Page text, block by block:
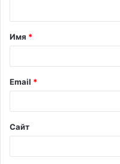
Имя *
Email *
Сайт